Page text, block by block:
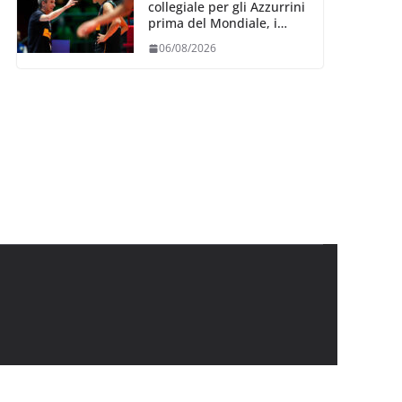
collegiale per gli Azzurrini
prima del Mondiale, i
06/08/2026